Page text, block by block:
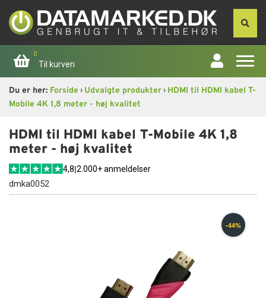
0
Til kurven
Forside
Apple
Skærme
Du er her: Forside› Udvalgte produkter› HDMI til HDMI kabel T-
Mobile 4K 1,8 meter - høj kvalitet
HDMI til HDMI kabel T-Mobile 4K 1,8
meter - høj kvalitet
4,8|2.000+ anmeldelser
dmka0052